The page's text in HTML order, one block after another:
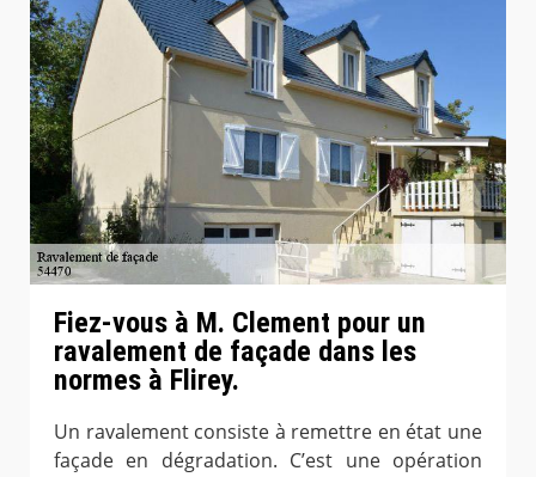
Fiez-vous à M. Clement pour un
ravalement de façade dans les
normes à Flirey.
Un ravalement consiste à remettre en état une
façade en dégradation. C’est une opération